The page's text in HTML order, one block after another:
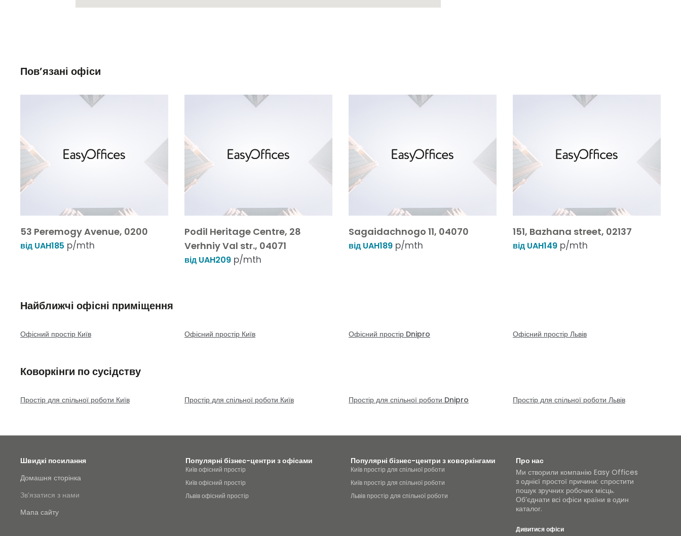
Пов’язані офіси
53 Peremogy Avenue, 0200
від UAH185 p/mth
Podil Heritage Centre, 28
Verhniy Val str., 04071
від UAH209 p/mth
Sagaidachnogo 11, 04070
від UAH189 p/mth
151, Bazhana street, 02137
від UAH149 p/mth
Найближчі офісні приміщення
Офісний простір Київ Офісний простір Київ Офісний простір Dnipro Офісний простір Львів
Коворкінги по сусідству
Простір для спільної роботи Київ Простір для спільної роботи Київ Простір для спільної роботи Dnipro Простір для спільної роботи Львів
Швидкі посилання
Домашня сторінка
Зв’язатися з нами
Мапа сайту
Популярні бізнес-центри з офісами
Київ офісний простір
Київ офісний простір
Львів офісний простір
Популярні бізнес-центри з коворкінгами
Київ простір для спільної роботи
Київ простір для спільної роботи
Львів простір для спільної роботи
Про нас
Ми створили компанію Easy Offices
з однієї простої причини: спростити
пошук зручних робочих місць.
Об’єднати всі офіси країни в один
каталог.
Дивитися офіси